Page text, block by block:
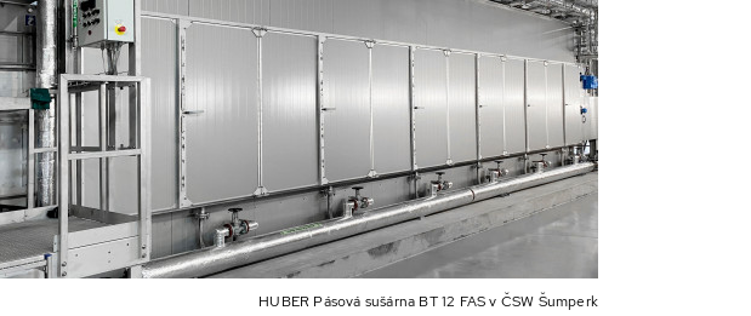
HUBER Pásová sušárna BT 12 FAS v ČSW Šumperk